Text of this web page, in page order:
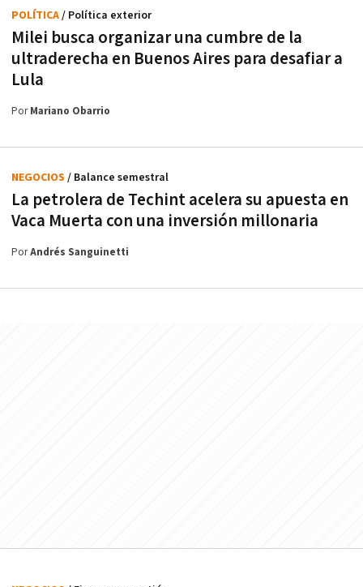
Milei busca organizar una cumbre de la
ultraderecha en Buenos Aires para desafiar a
Lula
POLÍTICA/ Política exterior
PorMariano Obarrio
La petrolera de Techint acelera su apuesta en
Vaca Muerta con una inversión millonaria
NEGOCIOS / Balance semestral
PorAndrés Sanguinetti